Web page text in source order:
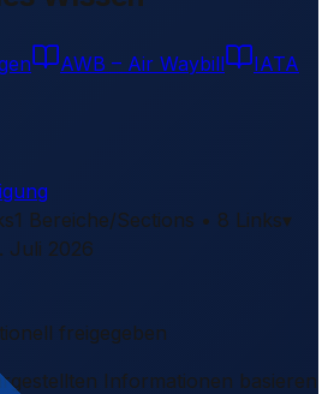
AWB – Air Waybill IATA
1 Bereiche/Sections • 8 Links▾
Juli 2026
freigegeben
Informationen basieren